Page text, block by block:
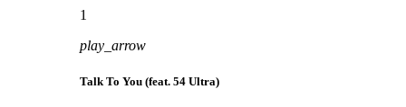
1
play_arrow
Talk To You (feat. 54 Ultra)